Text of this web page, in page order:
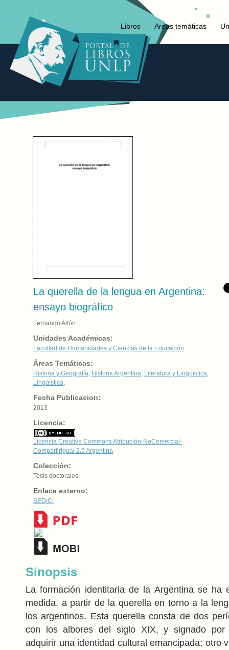
Libros Areas temáticas
La querella de la lengua en Argentina:
ensayo biográfico
Fernando Alfón
Unidades Académicas:
Facultad de Humanidades y Ciencias de la Educación
Áreas Temáticas:
Historia y Geografía Historia Argentina Literatura y Lingüística
Lingüística
Fecha Publicacion:
2013
Licencia:
Licencia Creative Commons Atribución-NoComercial-
CompartirIgual 2.5 Argentina
Colección:
Tesis doctorales
Enlace externo:
SEDICI
Sinopsis
La formación identitaria de la Argentina se ha
medida, a partir de la querella en torno a la
los argentinos. Esta querella consta de dos
con los albores del siglo XIX, y signado por
adquirir una identidad cultural emancipada; otro